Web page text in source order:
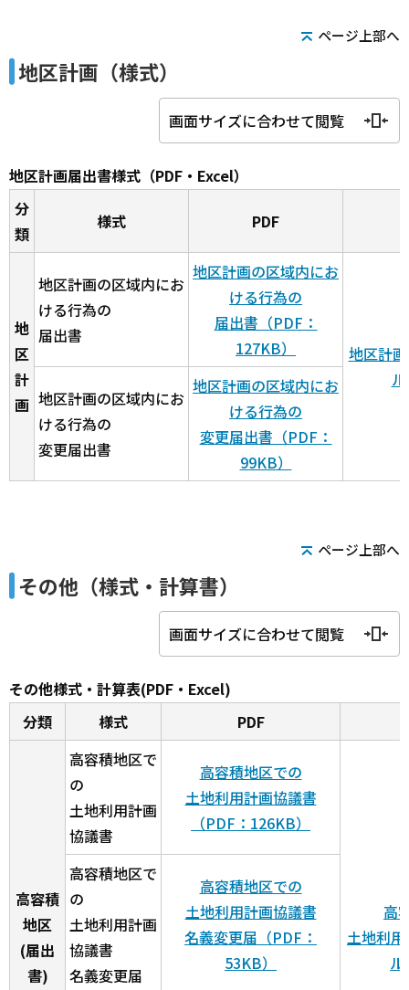
ページ上部へ
地区計画（様式）
画面サイズに合わせて閲覧
地区計画届出書様式（PDF・Excel）
分
類
様式 PDF
地
区
計
画
地区計画の区域内にお
ける行為の
届出書
地区計画の区域内にお
ける行為の
届出書（PDF：
127KB）
地区計
地区計画の区域内にお
ける行為の
変更届出書
地区計画の区域内にお
ける行為の
変更届出書（PDF：
99KB）
ページ上部へ
その他（様式・計算書）
画面サイズに合わせて閲覧
その他様式・計算表(PDF・Excel)
分類
様式 PDF
高容積
地区
(届出
書)
高容積地区で
の
土地利用計画
協議書
高容積地区での
土地利用計画協議書
（PDF：126KB）
高
土地利
高容積地区で
の
土地利用計画
協議書
名義変更届
高容積地区での
土地利用計画協議書
名義変更届（PDF：
53KB）